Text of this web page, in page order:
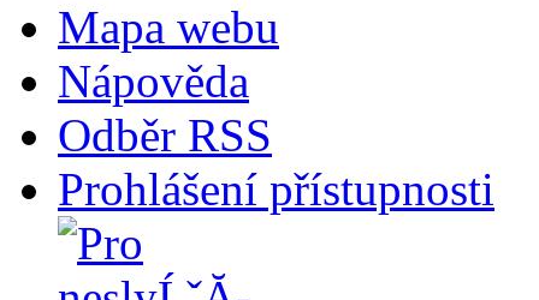
Mapa webu
Nápověda
Odběr RSS
Prohlášení přístupnosti